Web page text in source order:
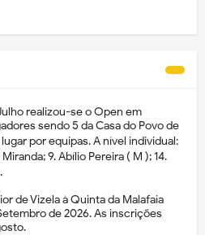
realizou-se o Open em
sendo 5 da Casa do Povo de
por equipas. A nível individual:
9. Abílio Pereira ( M ); 14.
de Vizela à Quinta da Malafaia
de 2026. As inscrições